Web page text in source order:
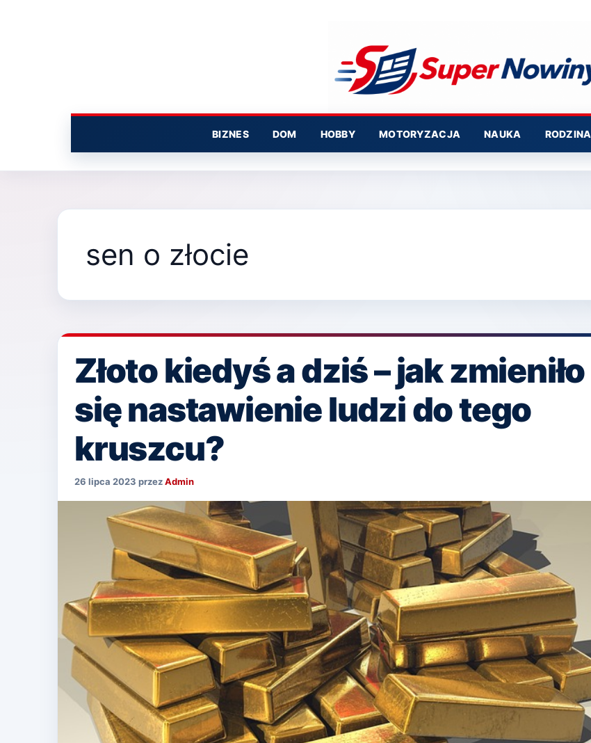
BIZNES DOM HOBBY MOTORYZACJA NAUKA RODZINA
sen o złocie
Złoto kiedyś a dziś – jak zmieniło
się nastawienie ludzi do tego
kruszcu?
26 lipca 2023 przezAdmin